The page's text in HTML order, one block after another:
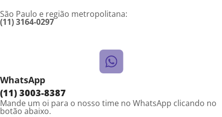
São Paulo e região metropolitana:
(11) 3164-0297
WhatsApp
(11) 3003-8387
Mande um oi para o nosso time no WhatsApp clicando no
botão abaixo.